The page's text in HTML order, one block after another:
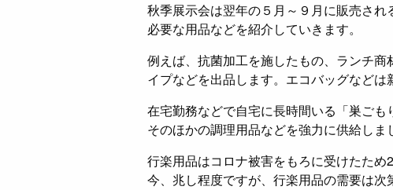
秋季展示会は翌年の５月～９月に販売さ
必要な用品などを紹介していきます。
例えば、抗菌加工を施したもの、ランチ
イプなどを出品します。エコバッグなどは
在宅勤務などで自宅に長時間いる「巣ご
そのほかの調理用品などを強力に供給しま
行楽用品はコロナ被害をもろに受けたため
今、兆し程度ですが、行楽用品の需要は次